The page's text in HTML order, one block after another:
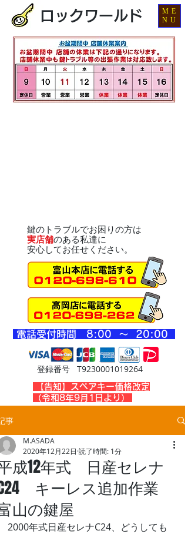
ロックワールド
鍵のトラブルでお困りの方は
実店舗のある私達に
安心してお任せください。
登録番号 T9230001019264
​電話受付時間 8:00 ～ 20:00
​【告知】スペアキー価格改定
（令和8年9月1日より）
ME
NU
事
成12年式 日産セレナ
キーレス追加作業
山の鍵屋
M.ASADA
2020年12月22日 読了時間: 1分
2000年式日産セレナC24、どうしても